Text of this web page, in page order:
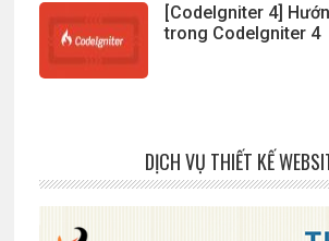
[CodeIgniter 4]
trong CodeIgniter 4
DỊCH VỤ THIẾT KẾ